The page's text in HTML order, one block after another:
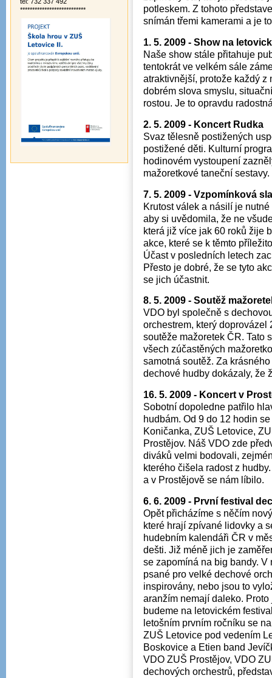
potleskem. Z tohoto
snímán třemi kamerami a je
1. 5. 2009 - Show na
Naše show stále přitahuje
tentokrát ve velkém sále
atraktivnější, protože každý z
dobrém slova smyslu,
rostou. Je to opravdu
2. 5. 2009 - Koncert Rudka
Svaz tělesně postižených
postižené děti. Kulturní
hodinovém vystoupení
mažoretkové taneční sestavy.
7. 5. 2009 - Vzpomínková
Krutost válek a násilí je
aby si uvědomila, že ne
která již více jak 60 roků žije
akce, které se k těmto
Účast v posledních letech
Přesto je dobré, že se tyto
se jich účastnit.
8. 5. 2009 - Soutěž
VDO byl společně s
orchestrem, který
soutěže mažoretek ČR. Tato
všech zúčastěných
samotná soutěž. Za
dechové hudby dokázaly, že
16. 5. 2009 - Koncert v
Sobotní dopoledne patřilo
hudbám. Od 9 do 12 hodin
Koničanka, ZUŠ Letovice,
Prostějov. Náš VDO zde
diváků velmi bodovali,
kterého čišela radost z
a v Prostějově se nám líbilo.
6. 6. 2009 - První festival
Opět přicházíme s něčím
které hrají zpívané lidovky a
hudebním kalendáři ČR v
dešti. Již méně jich je
se zapomíná na big bandy.
psané pro velké dechové
inspirovány, nebo jsou to
aranžím nemají daleko.
budeme na letovickém
letošním prvním ročníku se
ZUŠ Letovice pod vedením
Boskovice a Etien band
VDO ZUŠ Prostějov, VDO
dechových orchestrů,
***************************